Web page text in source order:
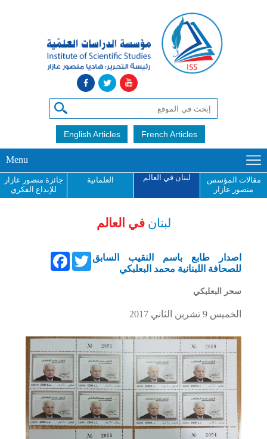
English Articles French Articles
Menu
مقالات المؤسس
منصور عازار
لبنان في العالم العلمانية
جائزة منصور عازار
للإبداع الفكري
لبنان في العالم
FacebookTwitter اصدار طابع باسم النقيب السابق
للصحافة اللبنانية محمد البعلبكي
سحر البعلبكي
الخميس 9 تشرين الثاني 2017